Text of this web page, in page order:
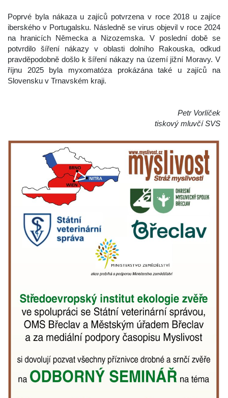
Poprvé byla nákaza u zajíců potvrzena v roce 2018 u zajíce
iberského v Portugalsku. Následně se virus objevil v roce 2024
na hranicích Německa a Nizozemska. V poslední době se
potvrdilo šíření nákazy v oblasti dolního Rakouska, odkud
pravděpodobně došlo k šíření nákazy na území jižní Moravy. V
říjnu 2025 byla myxomatóza prokázána také u zajíců na
Slovensku v Trnavském kraji.
Petr Vorlíček
tiskový mluvčí SVS